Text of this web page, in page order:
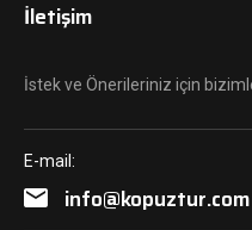
İletişim
İstek ve Önerileriniz için
E-mail:
info@kopuztur.com